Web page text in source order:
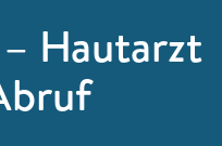
Hautarzt